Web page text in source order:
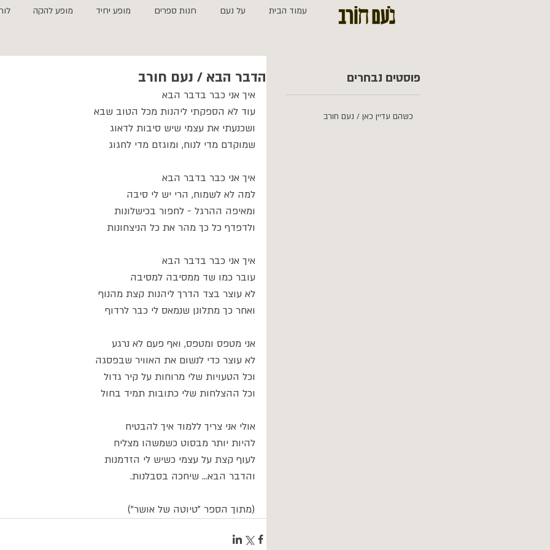
עמוד הבית על נעם חנות ספרים מופע יחיד מופע להקה
הדבר הבא / נעם חורב
איך אני כבר בדבר הבא
עוד לא הספקתי ליהנות מכל הטוב שבא
ושכנעתי את עצמי שיש סיבות לדאוג
שמוקדם מדי לנוח, ומוגזם מדי לחגוג
איך אני כבר בדבר הבא
למה לא לשמוח, הרי יש לי סיבה
ומאיפה ההרגל - לחפור בכישלונות
ולדפדף כל כך מהר את כל הניצחונות
איך אני כבר בדבר הבא
עובר כמו שד ממסיבה למסיבה
לא עוצר בצד הדרך ליהנות קצת מהנוף
ואחר כך מתלונן שנמאס לי כבר לרדוף
אני מטפס ומטפס, ואף פעם לא נרגע
לא עוצר כדי לנשום את האוויר שבפסגה
וכל הטעויות שלי מרוחות על קיר גדול
וכל ההצלחות שלי כתובות תמיד בחול
אולי אני צריך ללמוד איך להבטיח
להיות יותר מבסוט כשמשהו מצליח
לעוף קצת על עצמי כשיש לי הזדמנות
והדבר הבא... שיחכה בסבלנות.
(מתוך הספר "טיוטה של אושר")
פוסטים נבחרים
כשהם עדיין כאן / נעם חורב